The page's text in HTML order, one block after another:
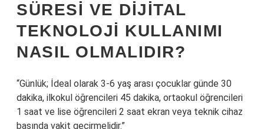
SÜRESI VE DIJITAL
TEKNOLOJI KULLANIMI
NASIL OLMALIDIR?
“Günlük; İdeal olarak 3-6 yaş arası çocuklar günde 30
dakika, ilkokul öğrencileri 45 dakika, ortaokul öğrencileri
1 saat ve lise öğrencileri 2 saat ekran veya teknik cihaz
başında vakit geçirmelidir.”